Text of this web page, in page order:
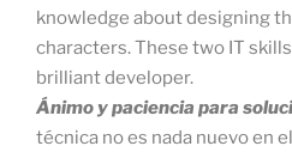
knowledge about designing
characters. These two IT
brilliant developer.
Ánimo y paciencia para
técnica no es nada nuevo en